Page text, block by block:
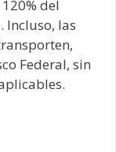
del
Incluso, las
Federal, sin